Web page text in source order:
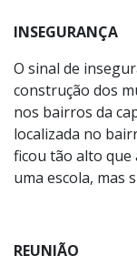
INSEGURANÇA
O sinal de
construção dos
nos bairros da
localizada no
ficou tão alto que
uma escola, mas
REUNIÃO